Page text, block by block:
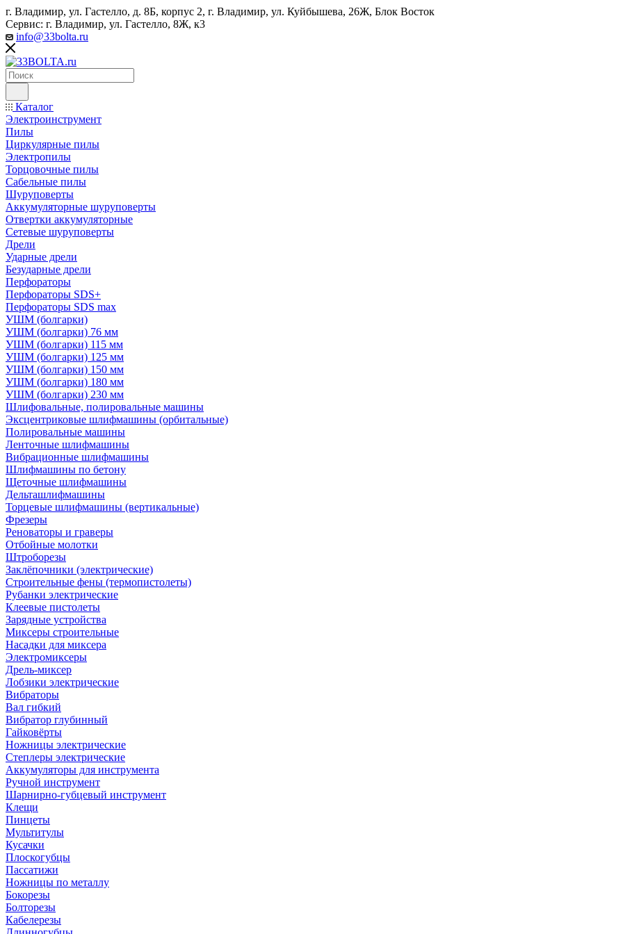
г. Владимир, ул. Гастелло, д. 8Б, корпус 2, г. Владимир, ул. ​Куйбышева, 26Ж, Блок Восток
Сервис: г. Владимир, ул. Гастелло, 8Ж, к3
info@33bolta.ru
Каталог
Электроинструмент
Пилы
Циркулярные пилы
Электропилы
Торцовочные пилы
Сабельные пилы
Шуруповерты
Аккумуляторные шуруповерты
Отвертки аккумуляторные
Сетевые шуруповерты
Дрели
Ударные дрели
Безударные дрели
Перфораторы
Перфораторы SDS+
Перфораторы SDS max
УШМ (болгарки)
УШМ (болгарки) 76 мм
УШМ (болгарки) 115 мм
УШМ (болгарки) 125 мм
УШМ (болгарки) 150 мм
УШМ (болгарки) 180 мм
УШМ (болгарки) 230 мм
Шлифовальные, полировальные машины
Эксцентриковые шлифмашины (орбитальные)
Полировальные машины
Ленточные шлифмашины
Вибрационные шлифмашины
Шлифмашины по бетону
Щеточные шлифмашины
Дельташлифмашины
Торцевые шлифмашины (вертикальные)
Фрезеры
Реноваторы и граверы
Отбойные молотки
Штроборезы
Заклёпочники (электрические)
Строительные фены (термопистолеты)
Рубанки электрические
Клеевые пистолеты
Зарядные устройства
Миксеры строительные
Насадки для миксера
Электромиксеры
Дрель-миксер
Лобзики электрические
Вибраторы
Вал гибкий
Вибратор глубинный
Гайковёрты
Ножницы электрические
Степлеры электрические
Аккумуляторы для инструмента
Ручной инструмент
Шарнирно-губцевый инструмент
Клещи
Пинцеты
Мультитулы
Кусачки
Плоскогубцы
Пассатижи
Ножницы по металлу
Бокорезы
Болторезы
Кабелерезы